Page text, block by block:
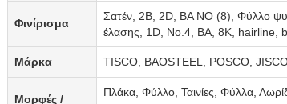
Φινίρισμα
Σατέν, 2B, 2D, BA NO (8), Φύλλο
έλασης, 1D, Νο.4, BA, 8K, hairline,
Μάρκα TISCO, BAOSTEEL, POSCO,
Μορφές /
Πλάκα, Φύλλο, Ταινίες, Φύλλα,